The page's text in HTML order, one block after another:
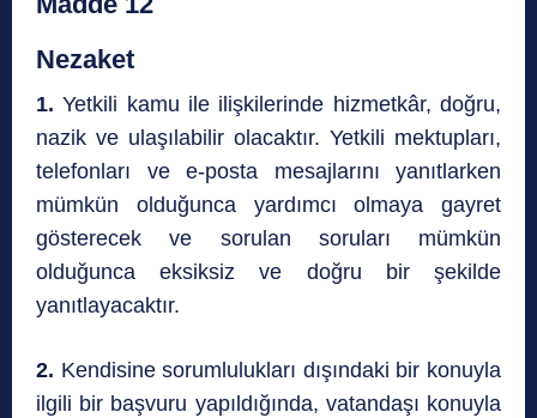
Nezaket
1. Yetkili kamu ile ilişkilerinde hizmetkâr, doğru,
nazik ve ulaşılabilir olacaktır. Yetkili mektupları,
telefonları ve e-posta mesajlarını yanıtlarken
mümkün olduğunca yardımcı olmaya gayret
gösterecek ve sorulan soruları mümkün
olduğunca eksiksiz ve doğru bir şekilde
yanıtlayacaktır.
2. Kendisine sorumlulukları dışındaki bir konuyla
ilgili bir başvuru yapıldığında, vatandaşı konuyla